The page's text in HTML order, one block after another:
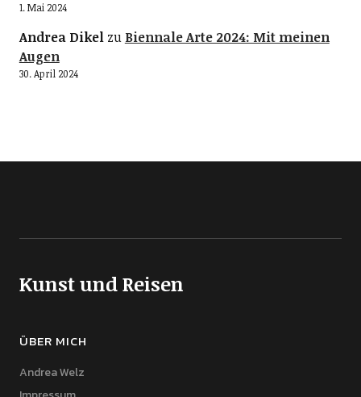
1. Mai 2024
Andrea Dikelzu Biennale Arte 2024: Mit meinen
Augen
30. April 2024
Kunst und Reisen
ÜBER MICH
Andrea Welz